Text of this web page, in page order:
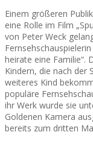
Einem größeren
eine Rolle im Film
von Peter Weck
heirate eine Familie“.
Kindern, die nach der
weiteres Kind
populäre
ihr Werk wurde sie
Goldenen Kamera
bereits zum dritten